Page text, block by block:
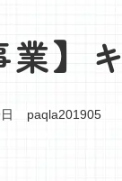
業】
paqla201905